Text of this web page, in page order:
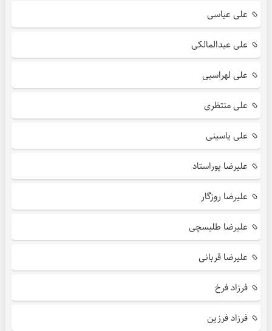
علی عباسی
علی عبدالمالکی
علی لهراسبی
علی منتظری
علی یاسینی
علیرضا پوراستاد
علیرضا روزگار
علیرضا طلیسچی
علیرضا قربانی
فرزاد فرخ
فرزاد فرزین